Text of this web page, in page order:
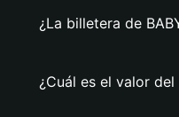
¿La billetera de
¿Cuál es el valor del